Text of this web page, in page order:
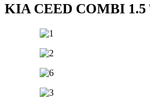
KIA CEED COMBI